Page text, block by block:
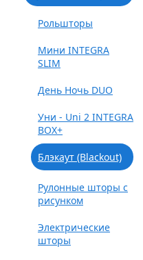
Рольшторы
Мини INTEGRA
SLIM
День Ночь DUO
Уни - Uni 2 INTEGRA
BOX+
Блэкаут (Blackout)
Рулонные шторы с
рисунком
Электрические
шторы